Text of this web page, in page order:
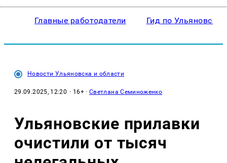
Главные работодатели Гид по Ульяновску
Новости Ульяновска и области
29.09.2025, 12:20 · 16+ ·Светлана Семиноженко
Ульяновские прилавки
очистили от тысяч